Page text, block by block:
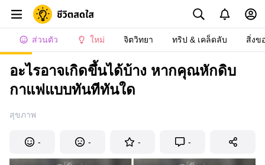
ส่วนตัว ใหม่ จิตวิทยา ทริป & เคล็ดลับ สิ่งข
อะไรอาจเกิดขึ้นได้บ้าง หากคุณหักดิบ
กาแฟแบบทันทีทันใด
สุขภาพ
- - - -